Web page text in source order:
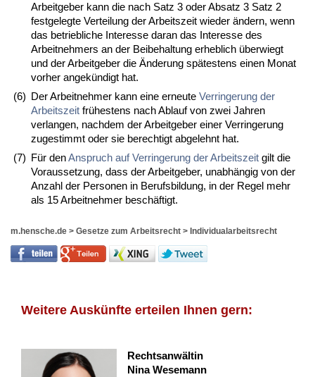
Arbeitgeber kann die nach Satz 3 oder Absatz 3 Satz 2
festgelegte Verteilung der Arbeitszeit wieder ändern, wenn
das betriebliche Interesse daran das Interesse des
Arbeitnehmers an der Beibehaltung erheblich überwiegt
und der Arbeitgeber die Änderung spätestens einen Monat
vorher angekündigt hat.
(6) Der Arbeitnehmer kann eine erneute Verringerung der
Arbeitszeit frühestens nach Ablauf von zwei Jahren
verlangen, nachdem der Arbeitgeber einer Verringerung
zugestimmt oder sie berechtigt abgelehnt hat.
(7) Für denAnspruch auf Verringerung der Arbeitszeit gilt die
Voraussetzung, dass der Arbeitgeber, unabhängig von der
Anzahl der Personen in Berufsbildung, in der Regel mehr
als 15 Arbeitnehmer beschäftigt.
m.hensche.de > Gesetze zum Arbeitsrecht > Individualarbeitsrecht
Weitere Auskünfte erteilen Ihnen gern:
Rechtsanwältin
Nina Wesemann